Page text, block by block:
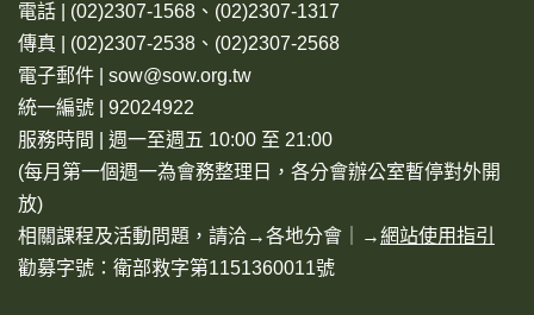
電話 | (02)2307-1568、(02)2307-1317
傳真 | (02)2307-2538、(02)2307-2568
電子郵件 | sow@sow.org.tw
統一編號 | 92024922
服務時間 | 週一至週五 10:00 至 21:00
(每月第一個週一為會務整理日，各分會辦公室暫停對外開
放)
相關課程及活動問題，請洽→各地分會 ｜→網站使用指引
勸募字號：衛部救字第1151360011號